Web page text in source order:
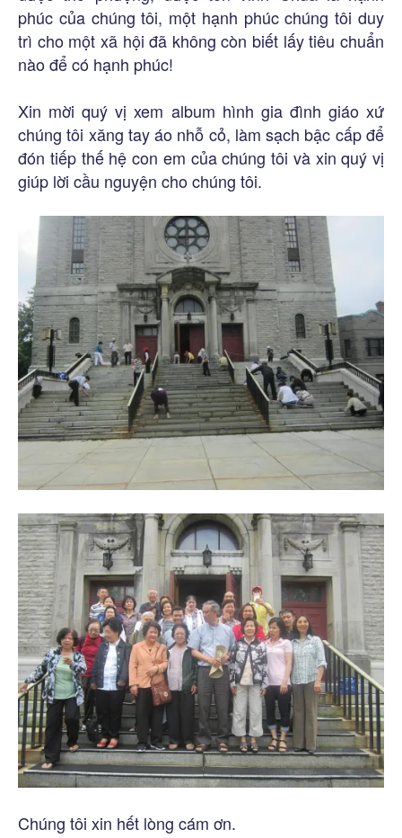
phúc của chúng tôi, một hạnh phúc chúng tôi duy
trì cho một xã hội đã không còn biết lấy tiêu chuẩn
nào để có hạnh phúc!
Xin mời quý vị xem album hình gia đình giáo xứ
chúng tôi xăng tay áo nhỗ cỏ, làm sạch bậc cấp để
đón tiếp thế hệ con em của chúng tôi và xin quý vị
giúp lời cầu nguyện cho chúng tôi.
Chúng tôi xin hết lòng cám ơn.